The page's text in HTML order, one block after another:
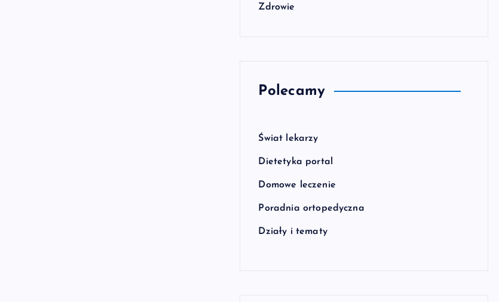
Zdrowie
Polecamy
Świat lekarzy
Dietetyka portal
Domowe leczenie
Poradnia ortopedyczna
Działy i tematy